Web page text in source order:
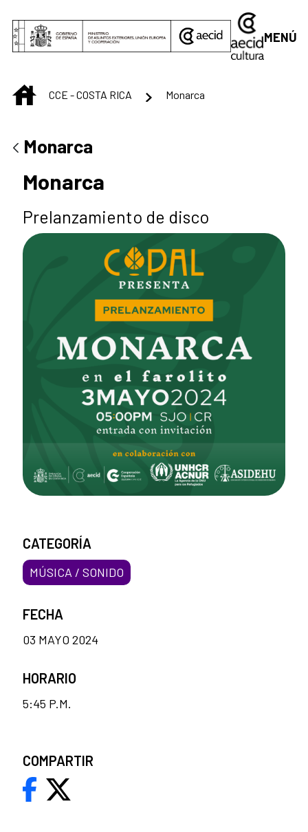
MENÚ
INICIO
CCE - COSTA RICA Monarca
Monarca
Monarca
Prelanzamiento de disco
CATEGORÍA
MÚSICA / SONIDO
FECHA
03 MAYO 2024
HORARIO
5:45 P.M.
COMPARTIR